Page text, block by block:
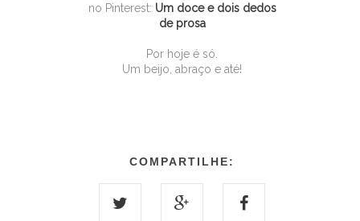
no Pinterest: Um doce e dois dedos
de prosa
Por hoje é só.
Um beijo, abraço e até!
COMPARTILHE: